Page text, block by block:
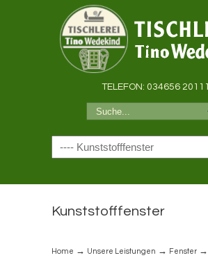
TELEFON: 034656 20111
Navigation
Kunststofffenster
Home → Unsere Leistungen → Fenster →